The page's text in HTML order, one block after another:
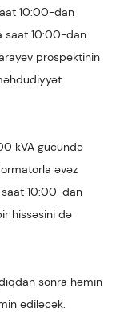
10:00-dan
saat 10:00-dan
prospektinin
kVA gücündə
əvəz
saat 10:00-dan
hissəsini də
sonra həmin
ediləcək.